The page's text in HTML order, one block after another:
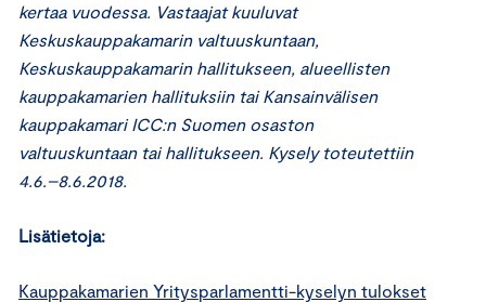
kertaa vuodessa. Vastaajat kuuluvat
Keskuskauppakamarin valtuuskuntaan,
Keskuskauppakamarin hallitukseen, alueellisten
kauppakamarien hallituksiin tai Kansainvälisen
kauppakamari ICC:n Suomen osaston
valtuuskuntaan tai hallitukseen. Kysely toteutettiin
4.6.–8.6.2018.
Lisätietoja:
Kauppakamarien Yritysparlamentti-kyselyn tulokset